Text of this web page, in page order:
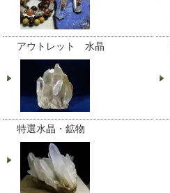
アウトレット 水晶
特選水晶・鉱物